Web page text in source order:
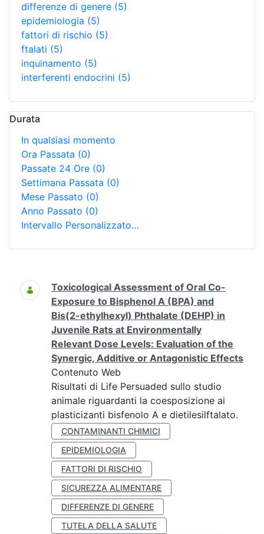
differenze di genere (5)
epidemiologia (5)
fattori di rischio (5)
ftalati (5)
inquinamento (5)
interferenti endocrini (5)
Durata
In qualsiasi momento
Ora Passata (0)
Passate 24 Ore (0)
Settimana Passata (0)
Mese Passato (0)
Anno Passato (0)
Intervallo Personalizzato…
Ricerca
Toxicological Assessment of Oral Co-
Exposure to Bisphenol A (BPA) and
Bis(2-ethylhexyl) Phthalate (DEHP) in
Juvenile Rats at Environmentally
Relevant Dose Levels: Evaluation of the
Synergic, Additive or Antagonistic Effects
Contenuto Web
Risultati di Life Persuaded sullo studio
animale riguardanti la coesposizione ai
plasticizanti bisfenolo A e dietilesilftalato.
CONTAMINANTI CHIMICI
EPIDEMIOLOGIA
FATTORI DI RISCHIO
SICUREZZA ALIMENTARE
DIFFERENZE DI GENERE
TUTELA DELLA SALUTE